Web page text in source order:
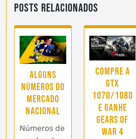
Posts Relacionados
Alguns
números do
mercado
nacional
Números de
Compre a
GTX
1070/1080
e ganhe
Gears of
War 4